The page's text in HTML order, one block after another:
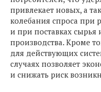
привлекает новых, а
колебания спроса при
и при поставках
производства. Кроме
для действующих
случаях позволяет
и снижать риск